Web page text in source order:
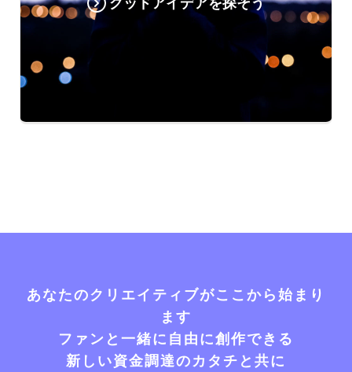
あなたのクリエイティブがここから始まり
ます
ファンと一緒に自由に創作できる
新しい資金調達のカタチと共に